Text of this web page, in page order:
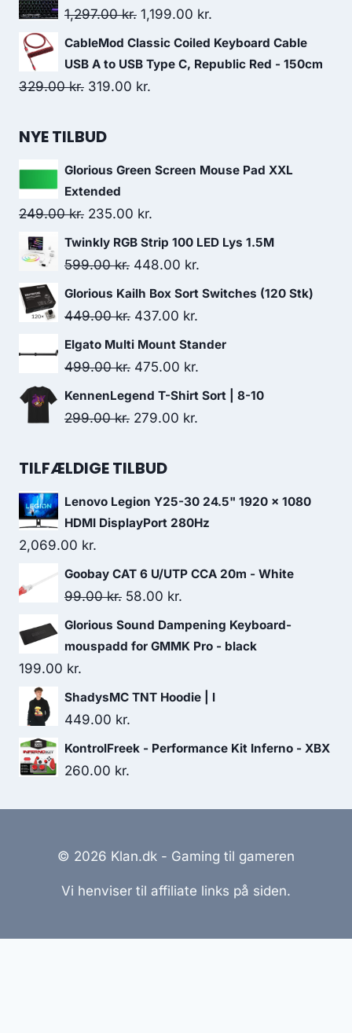
was:
is:
1,297.00kr. Original
price
was:
1,297.00 kr..
1,199.00 kr.
price
is:
CableMod Classic Coiled Keyboard Cable
USB A to USB Type C, Republic Red - 150cm
329.00kr. Original
was:
319.00 kr.
NYE TILBUD
Glorious Green Screen Mouse Pad XXL
Extended
249.00kr. Original
price
was:
235.00 kr.
price
is:
Twinkly RGB Strip 100 LED Lys 1.5M
599.00kr. Original
price
was:
448.00 kr.
price
Glorious Kailh Box Sort Switches (120 Stk)
449.00kr. Original
price
was:
437.00 kr.
price
437.00 kr..
Elgato Multi Mount Stander
499.00kr. Original
price
was:
475.00 kr.
price
KennenLegend T-Shirt Sort | 8-10
299.00kr. Original
was:
279.00 kr.
TILFÆLDIGE TILBUD
Lenovo Legion Y25-30 24.5" 1920 x 1080
HDMI DisplayPort 280Hz
2,069.00 kr.
Goobay CAT 6 U/UTP CCA 20m - White
99.00kr. Original
price
was:
58.00 kr.
price
is:
Glorious Sound Dampening Keyboard-
mouspadd for GMMK Pro - black
199.00 kr.
ShadysMC TNT Hoodie | l
449.00 kr.
KontrolFreek - Performance Kit Inferno - XBX
260.00 kr.
© 2026 Klan.dk - Gaming til gameren
Vi henviser til affiliate links på siden.